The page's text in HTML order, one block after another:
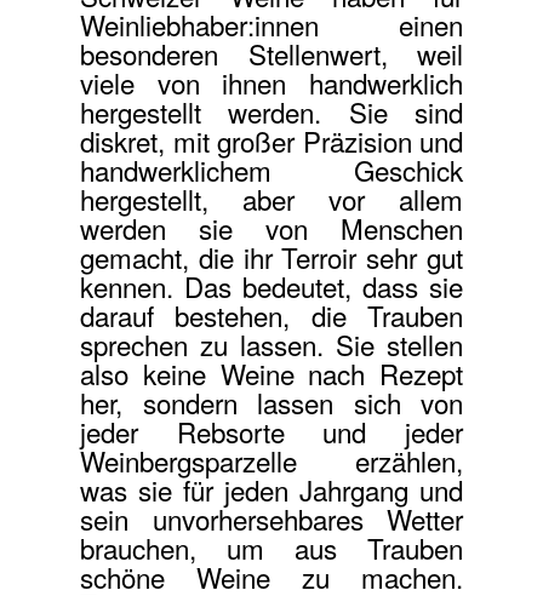
Weinliebhaber:innen einen
besonderen Stellenwert, weil
viele von ihnen handwerklich
hergestellt werden. Sie sind
diskret, mit großer Präzision und
handwerklichem Geschick
hergestellt, aber vor allem
werden sie von Menschen
gemacht, die ihr Terroir sehr gut
kennen. Das bedeutet, dass sie
darauf bestehen, die Trauben
sprechen zu lassen. Sie stellen
also keine Weine nach Rezept
her, sondern lassen sich von
jeder Rebsorte und jeder
Weinbergsparzelle erzählen,
was sie für jeden Jahrgang und
sein unvorhersehbares Wetter
brauchen, um aus Trauben
schöne Weine zu machen.